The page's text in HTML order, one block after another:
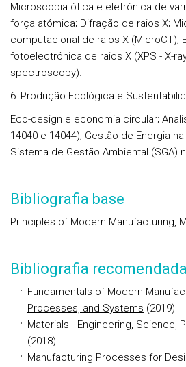
Microscopia ótica e eletrónica de
força atómica; Difração de raios X;
computacional de raios X (MicroCT);
fotoelectrónica de raios X (XPS - X-
spectroscopy).
6: Produção Ecológica e
Eco-design e economia circular;
14040 e 14044); Gestão de Energia
Sistema de Gestão Ambiental (SGA)
Bibliografia base
Principles of Modern Manufacturing,
Bibliografia recomendada
Fundamentals of Modern
Processes, and Systems (2019)
Materials - Engineering, Science,
(2018)
Manufacturing Processes for